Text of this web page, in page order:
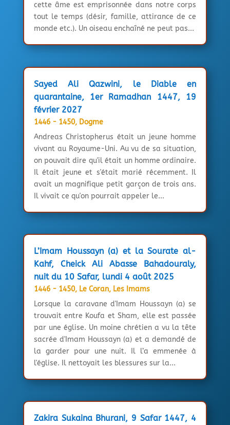
cette âme est emprisonnée dans notre corps
tout le temps (désir, famille, attirance de ce
monde etc.). Un oiseau enchaîné ne peut pas...
Sayed Ali Qazwini, le Diable en
quarantaine, 1er Ramadhan 1447, 19
février 2027
1446 - 1450, Dogme
Andreas Christopherus était un jeune homme
vivant au Royaume-Uni. Au vu de sa situation,
on pouvait dire qu'il était un homme ordinaire.
Il était jeune et s'était marié récemment. Il
avait un magnifique petit garçon de trois ans.
Il vivait ce qu'on pourrait appeler le...
L’Imam Houssayn (a) et la Sourate al-
Kahf, Cheick Ali Abasse Bahadouraly,
nuit du 10 Safar, lundi 4 août 2025
1446 - 1450, Le Coran, Les Imams
Lorsque la caravane d'Imam Houssayn (a) se
trouvait entre Koufa et Sham, elle est passée
par une église. Un moine chrétien a vu la tête
sacrée d'Imam Houssayn (a) et a demandé de
la garder pour une nuit. Il l’a emmenée à
l'église. Il nettoyait les blessures sur la...
Zakira Sukaina Bhurani, 9 Safar 1447, 4